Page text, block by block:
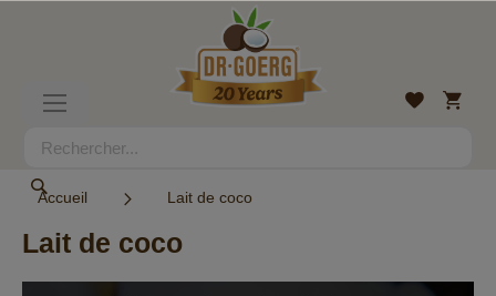
navigation
Rechercher
Liste
Mon
panier
Accueil Lait de coco
Lait de coco